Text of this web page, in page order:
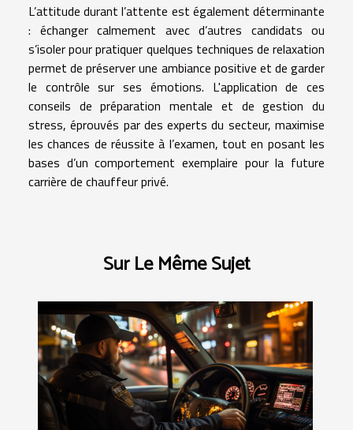
L’attitude durant l’attente est également déterminante
: échanger calmement avec d’autres candidats ou
s’isoler pour pratiquer quelques techniques de relaxation
permet de préserver une ambiance positive et de garder
le contrôle sur ses émotions. L'application de ces
conseils de préparation mentale et de gestion du
stress, éprouvés par des experts du secteur, maximise
les chances de réussite à l’examen, tout en posant les
bases d’un comportement exemplaire pour la future
carrière de chauffeur privé.
Sur Le Même Sujet